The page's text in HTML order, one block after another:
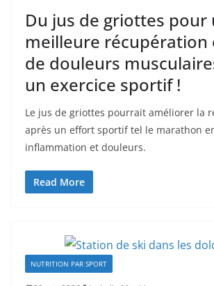
Du jus de griottes pour
meilleure récupération
de douleurs
un exercice sportif !
Le jus de griottes pourrait améliorer la
après un effort sportif tel le marathon
inflammation et douleurs.
Read More
NUTRITION PAR SPORT